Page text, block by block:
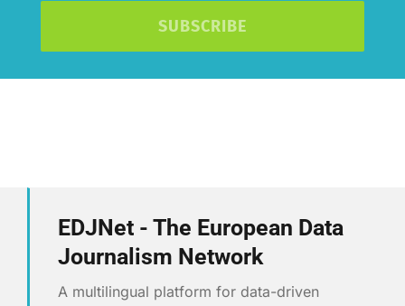
SUBSCRIBE
EDJNet - The European Data
Journalism Network
A multilingual platform for data-driven